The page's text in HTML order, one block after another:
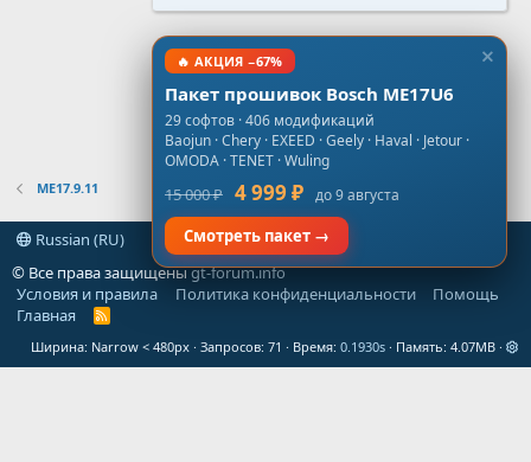
ME17.9.11
Russian (RU)
© Все права защищеныgt-forum.info
Условия и правила
Политика конфиденциальности
Помощь
Главная
R
S
Ширина Запросов 71 Время 0.1930s Память 4.07MB
🔥 АКЦИЯ −67%
Пакет прошивок Bosch ME17U6
29 софтов · 406 модификаций
Baojun · Chery · EXEED · Geely · Haval · Jetour ·
OMODA · TENET · Wuling
15 000 ₽ 4 999 ₽ до 9 августа
Смотреть пакет →